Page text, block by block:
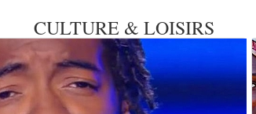
CULTURE & LOISIRS